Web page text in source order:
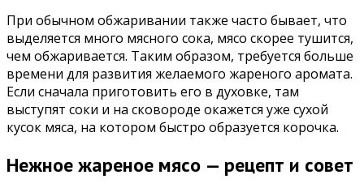
При обычном обжаривании также часто бывает, что
выделяется много мясного сока, мясо скорее тушится,
чем обжаривается. Таким образом, требуется больше
времени для развития желаемого жареного аромата.
Если сначала приготовить его в духовке, там
выступят соки и на сковороде окажется уже сухой
кусок мяса, на котором быстро образуется корочка.
Нежное жареное мясо — рецепт и совет